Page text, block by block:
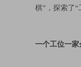
棋”，探索了
一个工位一